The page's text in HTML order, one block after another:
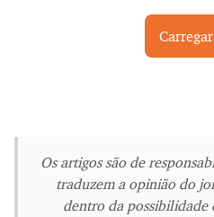
Os artigos são de
traduzem a opinião do
dentro da possibilidade